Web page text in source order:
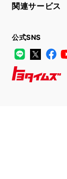
関連サービス
公式SNS
LINE
X